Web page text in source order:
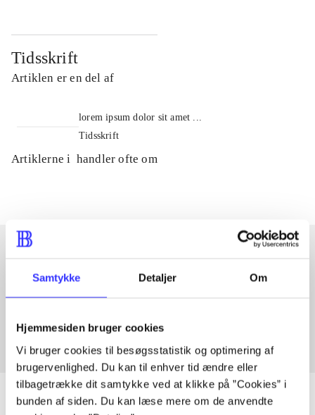
Samtykke Detaljer Om
Hjemmesiden bruger cookies
Vi bruger cookies til besøgsstatistik og optimering af
brugervenlighed. Du kan til enhver tid ændre eller
tilbagetrække dit samtykke ved at klikke på ”Cookies” i
bunden af siden. Du kan læse mere om de anvendte
Tidsskrift
Artiklen er en del af
lorem ipsum dolor sit amet ...
Tidsskrift
Artiklerne i handler ofte om
Artikler med samme emner
Fra